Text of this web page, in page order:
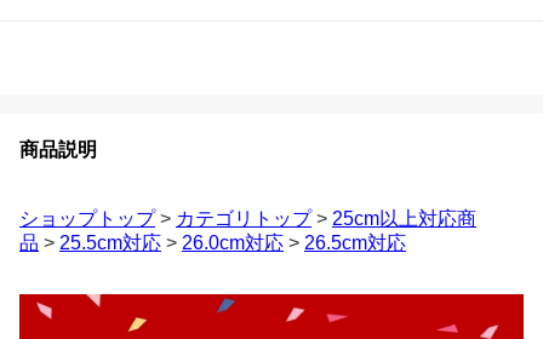
商品説明
ショップトップ> カテゴリトップ> 25cm以上対応商
品 > 25.5cm対応 > 26.0cm対応 > 26.5cm対応